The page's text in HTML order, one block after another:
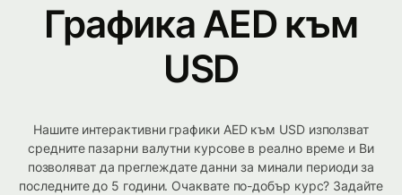
Графика AED към
USD
Нашите интерактивни графики AED към USD използват
средните пазарни валутни курсове в реално време и Ви
позволяват да преглеждате данни за минали периоди за
последните до 5 години. Очаквате по-добър курс? Задайте